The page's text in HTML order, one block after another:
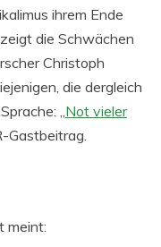
ihrem Ende
die Schwächen
Christoph
die dergleich
„Not vieler
Gastbeitrag.
meint: